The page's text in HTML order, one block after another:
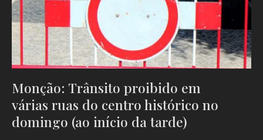
Monção: Trânsito proibido em
várias ruas do centro histórico no
domingo (ao início da tarde)